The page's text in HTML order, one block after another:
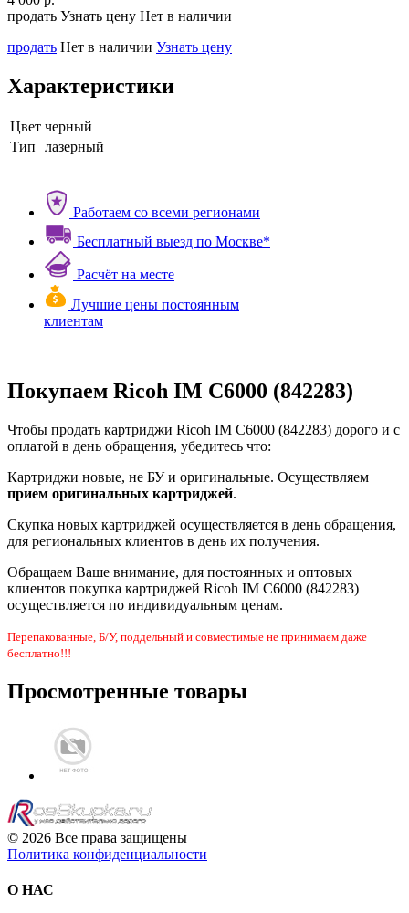
продать Узнать цену Нет в наличии
продать Нет в наличии Узнать цену
Характеристики
Цвет черный
Тип
лазерный
Работаем со всеми регионами
Бесплатный выезд по Москве*
Расчёт на месте
Лучшие цены постоянным
клиентам
Покупаем Ricoh IM C6000 (842283)
Чтобы продать картриджи Ricoh IM C6000 (842283) дорого и с
оплатой в день обращения, убедитесь что:
Картриджи новые, не БУ и оригинальные. Осуществляем
прием оригинальных картриджей.
Скупка новых картриджей осуществляется в день обращения,
для региональных клиентов в день их получения.
Обращаем Ваше внимание, для постоянных и оптовых
клиентов покупка картриджей Ricoh IM C6000 (842283)
осуществляется по индивидуальным ценам.
Перепакованные, Б/У, поддельный и совместимые не принимаем даже
бесплатно!!!
Просмотренные товары
© 2026 Все права защищены
Политика конфиденциальности
О НАС